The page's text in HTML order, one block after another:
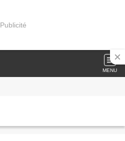
Publicité
MENU